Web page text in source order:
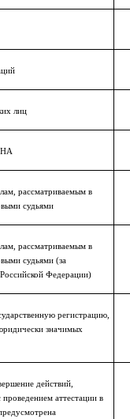
лиц
рассматриваемым в
судьями
рассматриваемым в
судьями (за
Федерации)
регистрацию,
значимых
действий,
аттестации в